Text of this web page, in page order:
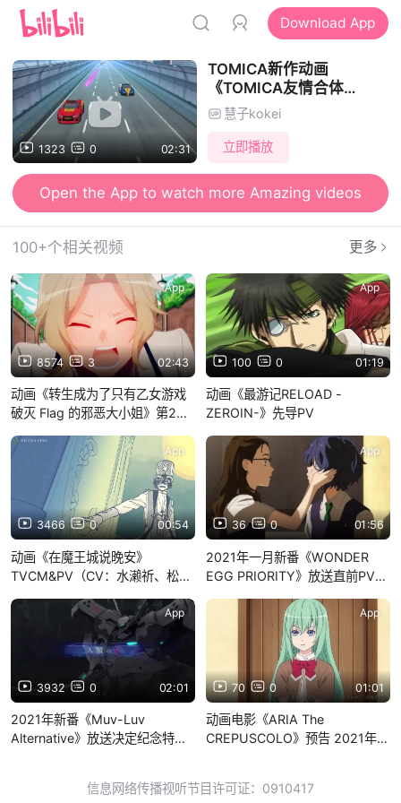
Download App
1323 0 02:31
TOMICA新作动画
《TOMICA友情合体
EARTH GRANNER》第2弹
PV
慧子kokei
立即播放
Open the App to watch more Amazing videos
100+个相关视频 更多
8574 3 02:43
App
动画《转生成为了只有乙女游戏
破灭 Flag 的邪恶大小姐》第2
出
100 0 01:19
App
动画《最游记RELOAD -
ZEROIN-》先导PV
3466 0 00:54
App
动画《在魔王城说晚安》
TVCM&PV（CV：水濑祈、松冈
36 0 01:56
App
2021年一月新番《WONDER
EGG PRIORITY》放送直前PV
3932 0 02:01
App
2021年新番《Muv-Luv
Alternative》放送决定纪念特报
70 0 01:01
App
动画电影《ARIA The
CREPUSCOLO》预告 2021年3
信息网络传播视听节目许可证：0910417